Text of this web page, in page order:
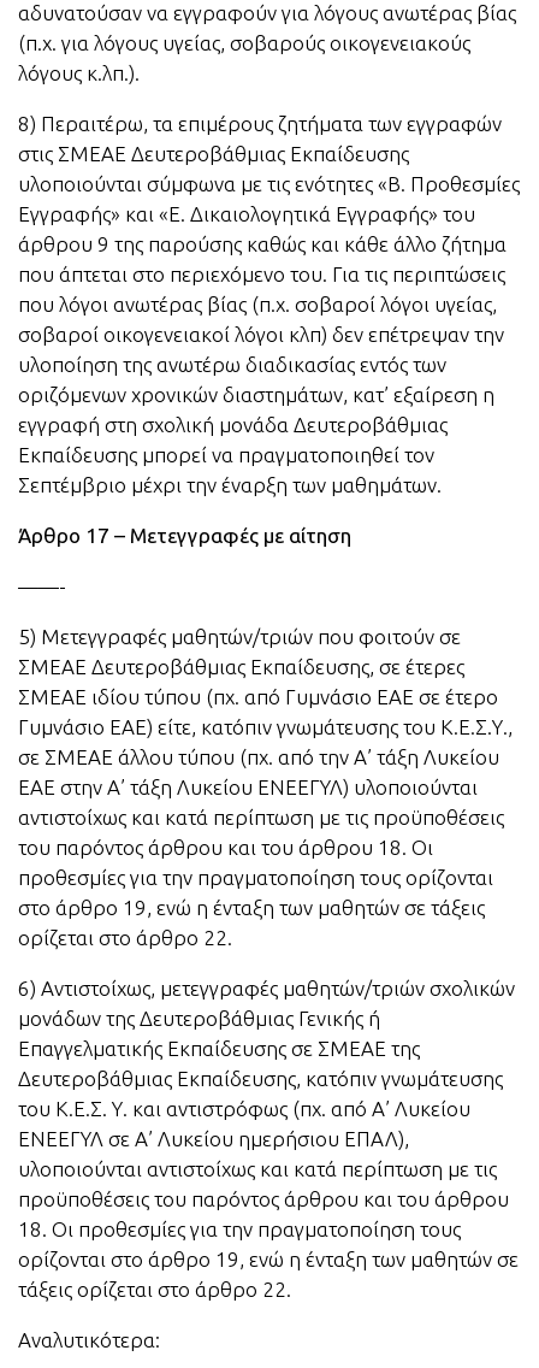
αδυνατούσαν να εγγραφούν για λόγους ανωτέρας βίας
(π.χ. για λόγους υγείας, σοβαρούς οικογενειακούς
λόγους κ.λπ.).
8) Περαιτέρω, τα επιμέρους ζητήματα των εγγραφών
στις ΣΜΕΑΕ Δευτεροβάθμιας Εκπαίδευσης
υλοποιούνται σύμφωνα με τις ενότητες «Β. Προθεσμίες
Εγγραφής» και «Ε. Δικαιολογητικά Εγγραφής» του
άρθρου 9 της παρούσης καθώς και κάθε άλλο ζήτημα
που άπτεται στο περιεχόμενο του. Για τις περιπτώσεις
που λόγοι ανωτέρας βίας (π.χ. σοβαροί λόγοι υγείας,
σοβαροί οικογενειακοί λόγοι κλπ) δεν επέτρεψαν την
υλοποίηση της ανωτέρω διαδικασίας εντός των
οριζόμενων χρονικών διαστημάτων, κατ’ εξαίρεση η
εγγραφή στη σχολική μονάδα Δευτεροβάθμιας
Εκπαίδευσης μπορεί να πραγματοποιηθεί τον
Σεπτέμβριο μέχρι την έναρξη των μαθημάτων.
Άρθρο 17 – Μετεγγραφές με αίτηση
——-
5) Μετεγγραφές μαθητών/τριών που φοιτούν σε
ΣΜΕΑΕ Δευτεροβάθμιας Εκπαίδευσης, σε έτερες
ΣΜΕΑΕ ιδίου τύπου (πχ. από Γυμνάσιο ΕΑΕ σε έτερο
Γυμνάσιο ΕΑΕ) είτε, κατόπιν γνωμάτευσης του Κ.Ε.Σ.Υ.,
σε ΣΜΕΑΕ άλλου τύπου (πχ. από την Α’ τάξη Λυκείου
ΕΑΕ στην Α’ τάξη Λυκείου ΕΝΕΕΓΥΛ) υλοποιούνται
αντιστοίχως και κατά περίπτωση με τις προϋποθέσεις
του παρόντος άρθρου και του άρθρου 18. Οι
προθεσμίες για την πραγματοποίηση τους ορίζονται
στο άρθρο 19, ενώ η ένταξη των μαθητών σε τάξεις
ορίζεται στο άρθρο 22.
6) Αντιστοίχως, μετεγγραφές μαθητών/τριών σχολικών
μονάδων της Δευτεροβάθμιας Γενικής ή
Επαγγελματικής Εκπαίδευσης σε ΣΜΕΑΕ της
Δευτεροβάθμιας Εκπαίδευσης, κατόπιν γνωμάτευσης
του Κ.Ε.Σ. Υ. και αντιστρόφως (πχ. από Α’ Λυκείου
ΕΝΕΕΓΥΛ σε Α’ Λυκείου ημερήσιου ΕΠΑΛ),
υλοποιούνται αντιστοίχως και κατά περίπτωση με τις
προϋποθέσεις του παρόντος άρθρου και του άρθρου
18. Οι προθεσμίες για την πραγματοποίηση τους
ορίζονται στο άρθρο 19, ενώ η ένταξη των μαθητών σε
τάξεις ορίζεται στο άρθρο 22.
Αναλυτικότερα: